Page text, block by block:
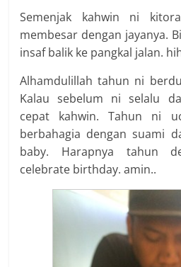
Semenjak kahwin ni
membesar dengan jayanya.
insaf balik ke pangkal jalan.
Alhamdulillah tahun ni
Kalau sebelum ni selalu
cepat kahwin. Tahun ni
berbahagia dengan suami
baby. Harapnya tahun
celebrate birthday. amin..